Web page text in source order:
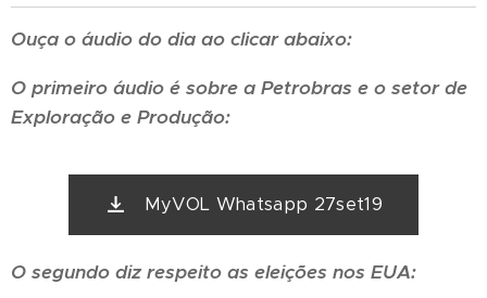
Ouça o áudio do dia ao clicar abaixo:
O primeiro áudio é sobre a Petrobras e o setor de
Exploração e Produção:
MyVOL Whatsapp 27set19
O segundo diz respeito as eleições nos EUA: